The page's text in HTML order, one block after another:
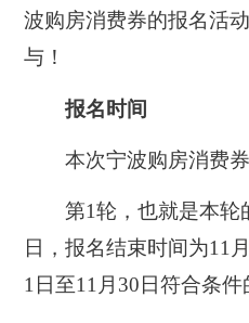
波购房消费券的报名活
与！
报名时间
本次宁波购房消费券
第1轮，也就是本轮
日，报名结束时间为11
1日至11月30日符合条件